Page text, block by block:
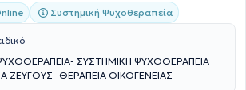
Συστημική Ψυχοθεραπεία
ΣΥΣΤΗΜΙΚΗ ΨΥΧΟΘΕΡΑΠΕΙΑ
ΖΕΥΓΟΥΣ -ΘΕΡΑΠΕΙΑ ΟΙΚΟΓΕΝΕΙΑΣ